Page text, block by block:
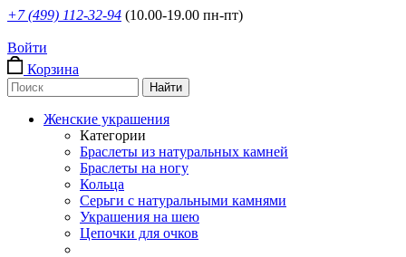
+7 (499) 112-32-94 (10.00-19.00 пн-пт)
Войти
Корзина
Женские украшения
Категории
Браслеты из натуральных камней
Браслеты на ногу
Кольца
Серьги с натуральными камнями
Украшения на шею
Цепочки для очков